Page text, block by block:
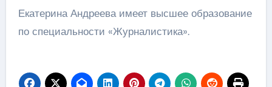
Екатерина Андреева имеет высшее образование
по специальности «Журналистика».